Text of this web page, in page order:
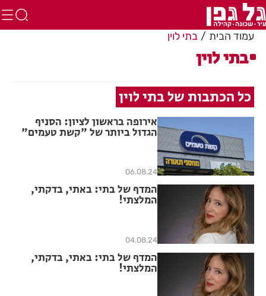
עמוד הבית בתי לוין
בתי לוין
כל הכתבות של בתי לוין
אירופה בראשון לציון: הסניף
הגדול ביותר של "קשת טעמים"
06.08.24
המדף של בתי: באתי, בדקתי,
המלצתי!
04.08.24
המדף של בתי: באתי, בדקתי,
המלצתי!